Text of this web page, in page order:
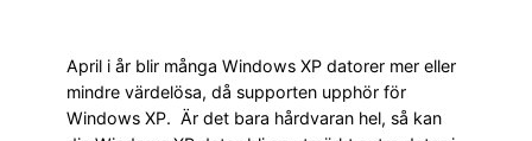
April i år blir många Windows XP datorer mer eller
mindre värdelösa, då supporten upphör för
Windows XP. Är det bara hårdvaran hel, så kan